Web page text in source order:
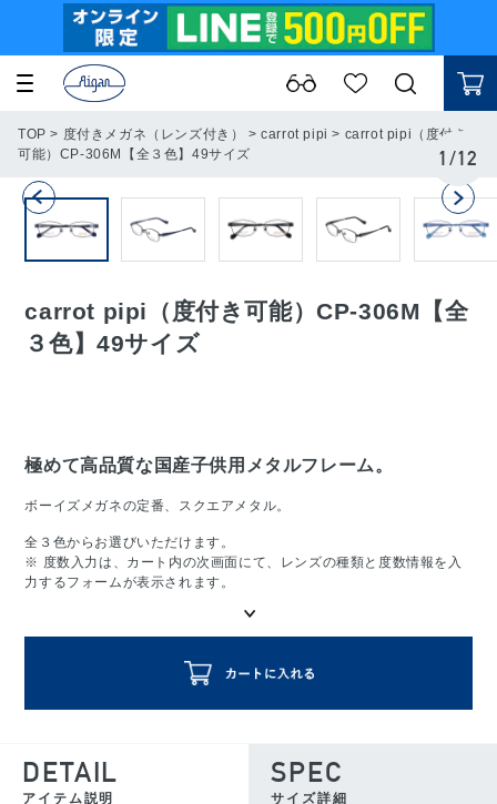
TOP > 度付きメガネ（レンズ付き） >carrot pipi > carrot pipi（度付き
可能）CP-306M【全３色】49サイズ
1/12
carrot pipi（度付き可能）CP-306M【全
３色】49サイズ
極めて高品質な国産子供用メタルフレーム。
ボーイズメガネの定番、スクエアメタル。
全３色からお選びいただけます。
※ 度数入力は、カート内の次画面にて、レンズの種類と度数情報を入
力するフォームが表示されます。
DETAIL
アイテム説明
SPEC
サイズ詳細